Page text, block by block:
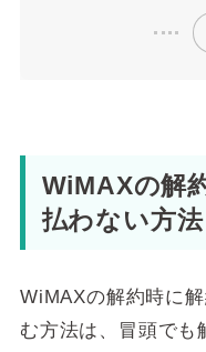
WiMAXの解
払わない方法
WiMAXの解約時に
む方法は、冒頭でも